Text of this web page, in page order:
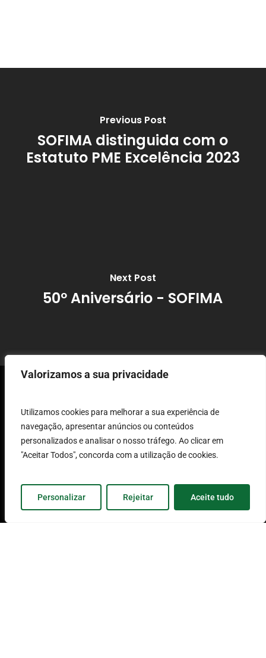
Valorizamos a sua privacidade
Utilizamos cookies para melhorar a sua experiência de
navegação, apresentar anúncios ou conteúdos
personalizados e analisar o nosso tráfego. Ao clicar em
"Aceitar Todos", concorda com a utilização de cookies.
Personalizar Rejeitar Aceite tudo
Previous Post
SOFIMA distinguida com o
Estatuto PME Excelência 2023
Next Post
50º Aniversário - SOFIMA
Termos e Condições
de Utilização
Dados